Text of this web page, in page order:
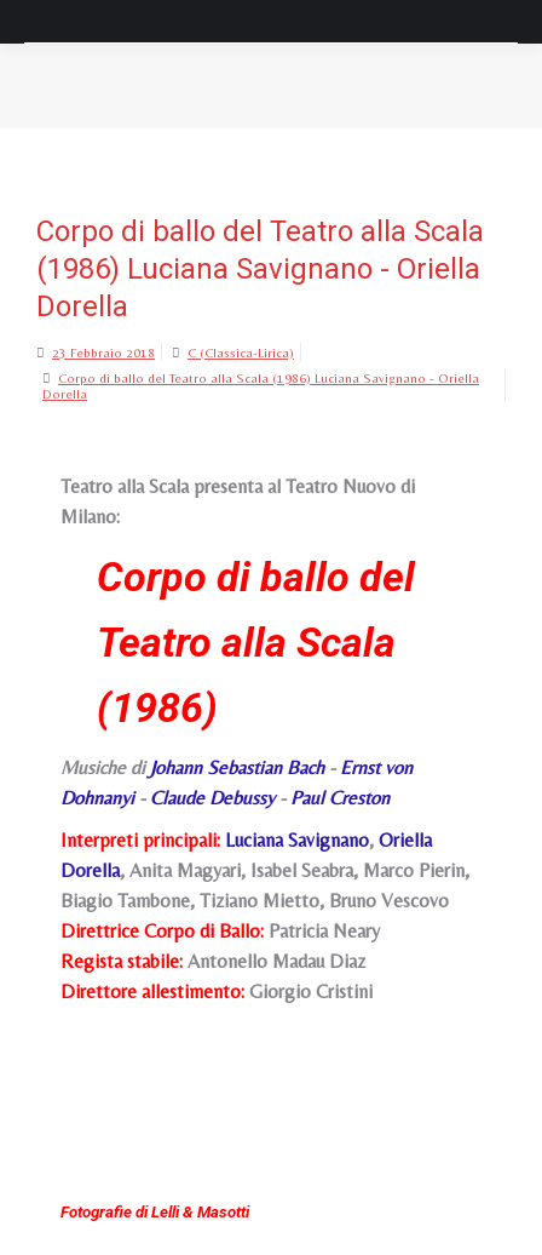
Corpo di ballo del Teatro alla Scala
(1986) Luciana Savignano - Oriella
Dorella
23 Febbraio 2018
C (Classica-Lirica)
Corpo di ballo del Teatro alla Scala (1986) Luciana Savignano - Oriella
Dorella
Teatro alla Scala presenta al Teatro Nuovo di
Milano:
Corpo di ballo del
Teatro alla Scala
(1986)
Musiche diJohann Sebastian Bach- Ernst von
Dohnanyi- Claude Debussy- Paul Creston
Interpreti principali: Luciana Savignano, Oriella
Dorella, Anita Magyari, Isabel Seabra, Marco Pierin,
Biagio Tambone, Tiziano Mietto, Bruno Vescovo
Direttrice Corpo di Ballo: Patricia Neary
Regista stabile: Antonello Madau Diaz
Direttore allestimento: Giorgio Cristini
Fotografie di Lelli & Masotti